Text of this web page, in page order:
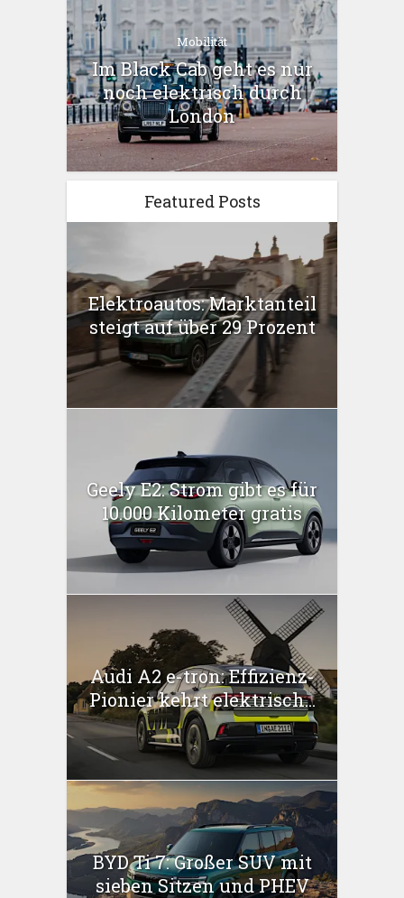
Mobilität
Im Black Cab geht es nur
noch elektrisch durch
London
Featured Posts
Elektroautos: Marktanteil
steigt auf über 29 Prozent
Geely E2: Strom gibt es für
10.000 Kilometer gratis
Audi A2 e-tron: Effizienz-
Pionier kehrt elektrisch...
BYD Ti 7: Großer SUV mit
sieben Sitzen und PHEV